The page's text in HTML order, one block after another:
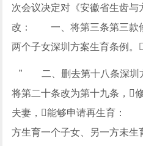
次会议决定对《安徽省生齿与
改： 一、将第三条第三款
两个子女深圳方案生育条例。
” 二、删去第十八条深圳
将第二十条改为第十九条，
夫妻，能够申请再生育：
方生育一个子女、另一方未